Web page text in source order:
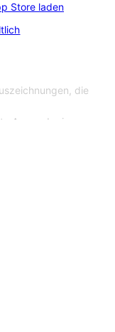
die
Anwender:innen